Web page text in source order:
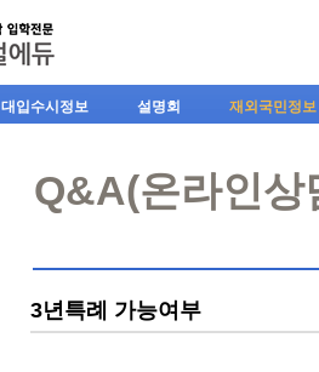
대입수시정보 설명회 재외국민정보
Q&A(온라인상
3년특례 가능여부